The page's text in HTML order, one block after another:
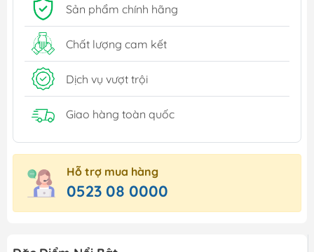
Sản phẩm chính hãng
Chất lượng cam kết
Dịch vụ vượt trội
Giao hàng toàn quốc
Hỗ trợ mua hàng
0523 08 0000